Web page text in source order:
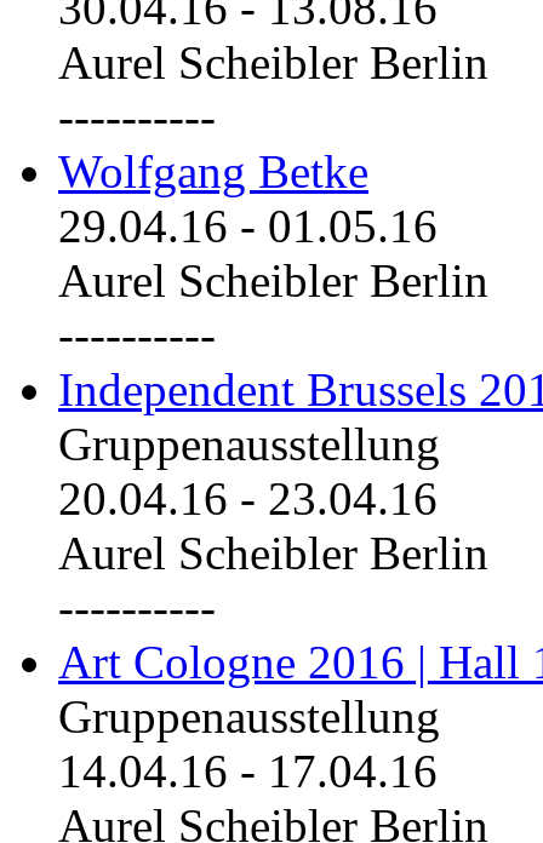
Aurel Scheibler Berlin
----------
Wolfgang Betke
29.04.16 - 01.05.16
Aurel Scheibler Berlin
----------
Independent Brussels
Gruppenausstellung
20.04.16 - 23.04.16
Aurel Scheibler Berlin
----------
Art Cologne 2016 | Hall
Gruppenausstellung
14.04.16 - 17.04.16
Aurel Scheibler Berlin